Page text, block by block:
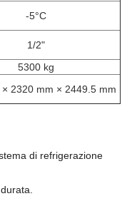
-5°C
1/2"
5300 kg
2320 mm × 2449.5 mm
di refrigerazione